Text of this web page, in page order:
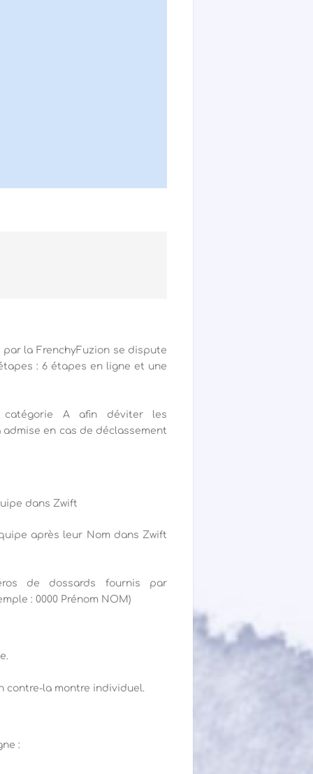
par la FrenchyFuzion se dispute
: 6 étapes en ligne et une
catégorie A afin déviter les
en cas de déclassement
dans Zwift
après leur Nom dans Zwift
de dossards fournis par
: 0000 Prénom NOM)
contre-la montre individuel.
: